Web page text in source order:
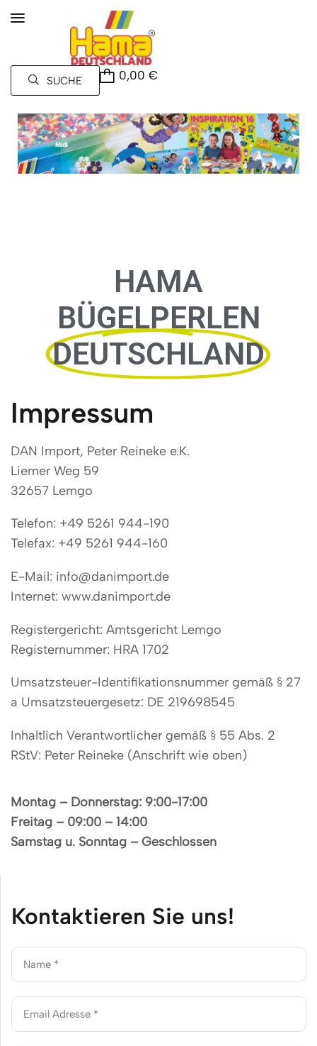
SUCHE 0,00 €
HAMA
BÜGELPERLEN
DEUTSCHLAND
Impressum
DAN Import, Peter Reineke e.K.
Liemer Weg 59
32657 Lemgo
Telefon: +49 5261 944-190
Telefax: +49 5261 944-160
E-Mail: info@danimport.de
Internet: www.danimport.de
Registergericht: Amtsgericht Lemgo
Registernummer: HRA 1702
Umsatzsteuer-Identifikationsnummer gemäß § 27
a Umsatzsteuergesetz: DE 219698545
Inhaltlich Verantwortlicher gemäß § 55 Abs. 2
RStV: Peter Reineke (Anschrift wie oben)
Montag – Donnerstag: 9:00-17:00
Freitag – 09:00 – 14:00
Samstag u. Sonntag – Geschlossen
Kontaktieren Sie uns!